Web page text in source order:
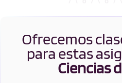
Ofrecemos
para estas
Ciencias